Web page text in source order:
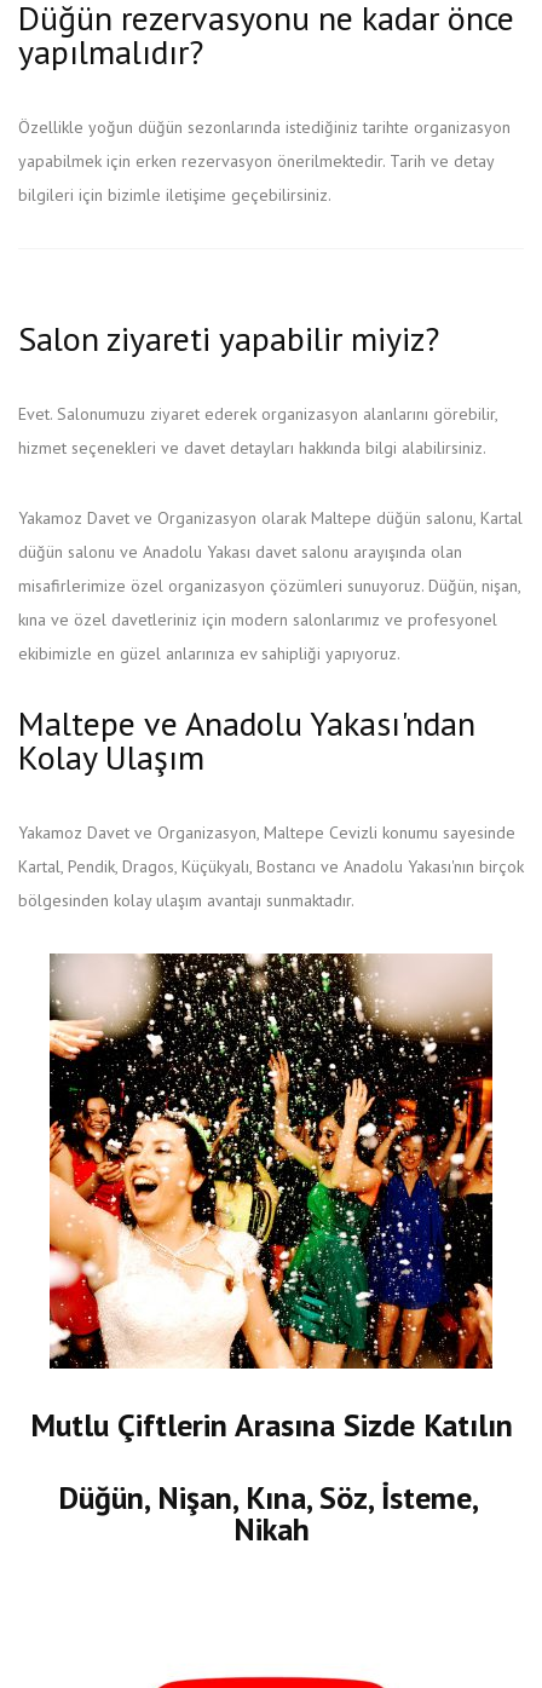
Düğün rezervasyonu ne kadar önce
yapılmalıdır?
Özellikle yoğun düğün sezonlarında istediğiniz tarihte organizasyon
yapabilmek için erken rezervasyon önerilmektedir. Tarih ve detay
bilgileri için bizimle iletişime geçebilirsiniz.
Salon ziyareti yapabilir miyiz?
Evet. Salonumuzu ziyaret ederek organizasyon alanlarını görebilir,
hizmet seçenekleri ve davet detayları hakkında bilgi alabilirsiniz.
Yakamoz Davet ve Organizasyon olarak Maltepe düğün salonu, Kartal
düğün salonu ve Anadolu Yakası davet salonu arayışında olan
misafirlerimize özel organizasyon çözümleri sunuyoruz. Düğün, nişan,
kına ve özel davetleriniz için modern salonlarımız ve profesyonel
ekibimizle en güzel anlarınıza ev sahipliği yapıyoruz.
Maltepe ve Anadolu Yakası'ndan
Kolay Ulaşım
Yakamoz Davet ve Organizasyon, Maltepe Cevizli konumu sayesinde
Kartal, Pendik, Dragos, Küçükyalı, Bostancı ve Anadolu Yakası'nın birçok
bölgesinden kolay ulaşım avantajı sunmaktadır.
Mutlu Çiftlerin Arasına Sizde Katılın
Düğün, Nişan, Kına, Söz, İsteme,
Nikah